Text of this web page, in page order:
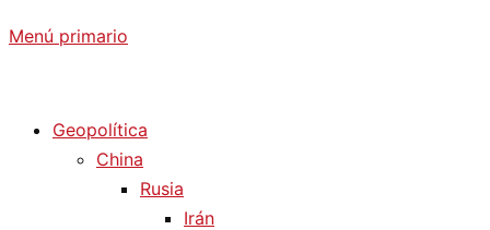
Menú primario
Geopolítica
China
Rusia
Irán